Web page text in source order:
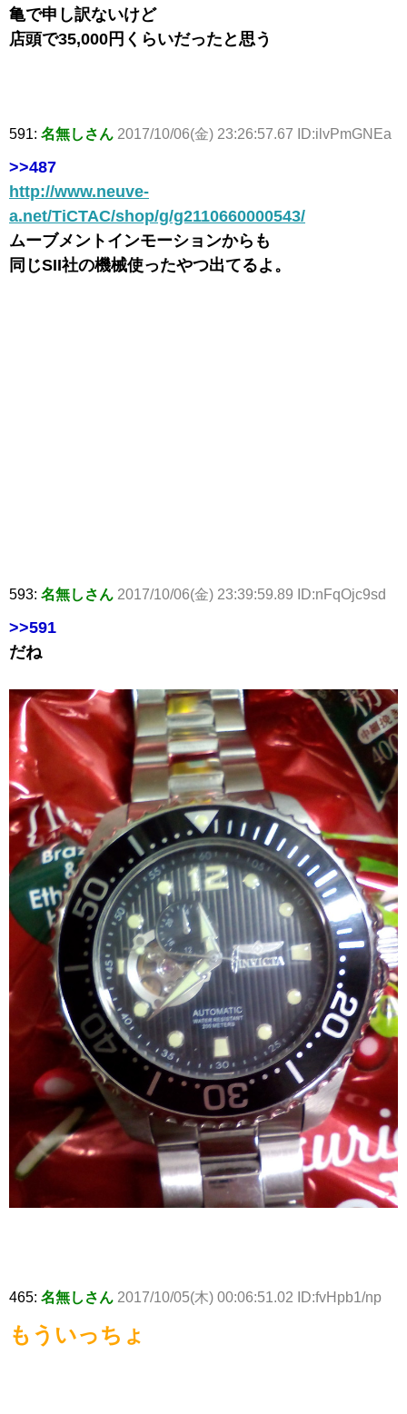
亀で申し訳ないけど
店頭で35,000円くらいだったと思う
591: 名無しさん 2017/10/06(金) 23:26:57.67 ID:ilvPmGNEa
>>487
http://www.neuve-
a.net/TiCTAC/shop/g/g2110660000543/
ムーブメントインモーションからも
同じSII社の機械使ったやつ出てるよ。
593: 名無しさん 2017/10/06(金) 23:39:59.89 ID:nFqOjc9sd
>>591
だね
465: 名無しさん 2017/10/05(木) 00:06:51.02 ID:fvHpb1/np
もういっちょ